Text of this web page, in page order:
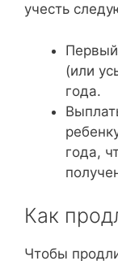
учесть
(или
года.
года,
Как
Чтобы